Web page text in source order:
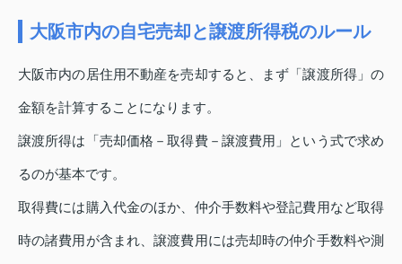
大阪市内の自宅売却と譲渡所得税のルール
大阪市内の居住用不動産を売却すると、まず「譲渡所得」の
金額を計算することになります。
譲渡所得は「売却価格－取得費－譲渡費用」という式で求め
るのが基本です。
取得費には購入代金のほか、仲介手数料や登記費用など取得
時の諸費用が含まれ、譲渡費用には売却時の仲介手数料や測